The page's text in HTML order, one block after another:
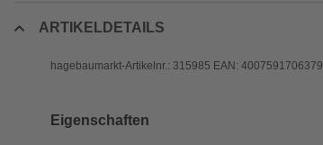
ARTIKELDETAILS
hagebaumarkt-Artikelnr.: 315985 EAN: 4007591706379
Eigenschaften